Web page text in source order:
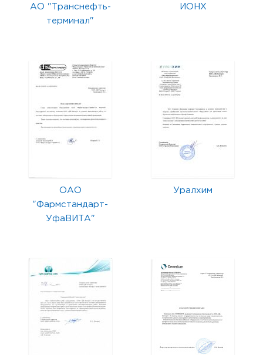
АО "Транснефть-
терминал"
ИОНХ
ОАО
"Фармстандарт-
УфаВИТА"
Уралхим